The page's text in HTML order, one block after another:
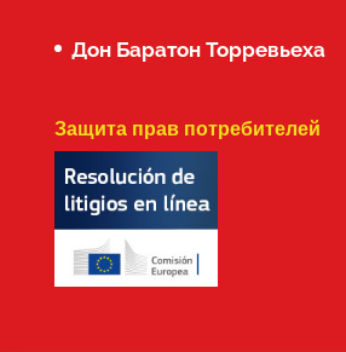
Дон Баратон Торревьеха
Защита прав потребителей